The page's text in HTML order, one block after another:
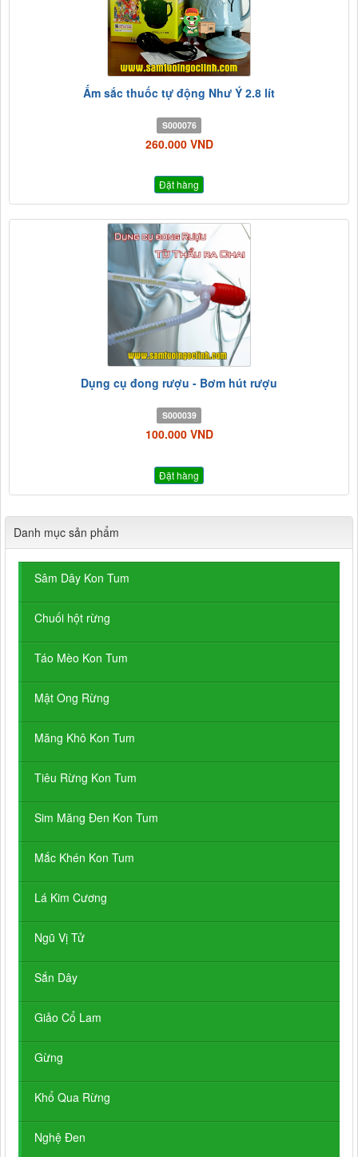
Ấm sắc thuốc tự động Như Ý 2.8 lít
S000076
260.000 VND
Đặt hàng
Dụng cụ đong rượu - Bơm hút rượu
S000039
100.000 VND
Đặt hàng
Danh mục sản phẩm
Sâm Dây Kon Tum
Chuối hột rừng
Táo Mèo Kon Tum
Mật Ong Rừng
Măng Khô Kon Tum
Tiêu Rừng Kon Tum
Sim Măng Đen Kon Tum
Mắc Khén Kon Tum
Lá Kim Cương
Ngũ Vị Tử
Sắn Dây
Giảo Cổ Lam
Gừng
Khổ Qua Rừng
Nghệ Đen